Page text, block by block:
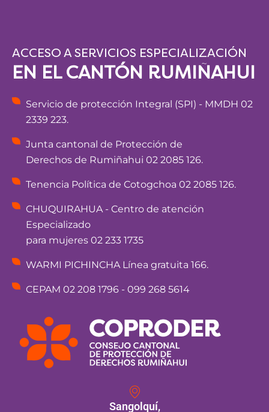
ACCESO A SERVICIOS ESPECIALIZACIÓN
EN EL CANTÓN RUMIÑAHUI
Servicio de protección Integral (SPI) - MMDH 02
2339 223.
Junta cantonal de Protección de
Derechos de Rumiñahui 02 2085 126.
Tenencia Política de Cotogchoa 02 2085 126.
CHUQUIRAHUA - Centro de atención
Especializado
para mujeres 02 233 1735
WARMI PICHINCHA Línea gratuita 166.
CEPAM 02 208 1796 - 099 268 5614
Sangolquí,